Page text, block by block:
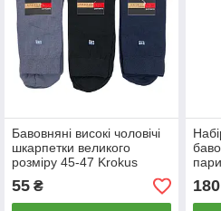
Бавовняні високі чоловічі
шкарпетки великого
розміру 45-47 Krokus
(асорті)
55₴ 180